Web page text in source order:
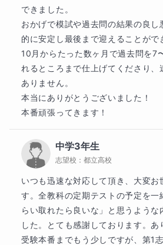
「勉強が楽しくなってきた！」
と発言するようにもなりました。
成績も次第に伸び、最終的には
することができました。
この時の喜びと達成感は忘れるこ
その気持ちは生徒も同様だと思い
【中学生時代の私自身の経験談】
私自身、中学１年生の時は平均点
教科500点中約200点台）。
また、授業内容は先生へおまかせ
夫です。
私の方で生徒さんの得意・不得
し、最善の指導法・対策で進めて
【無料で毎日　学習コンサルティ
ト対応可能】
授業日以外の日でも、マナリンク
相談や勉強のしかた、おすすめの
コンサルティングチャットサポー
す。
他の生徒さんの授業時間中以外で
も可能です。（深夜２４：００ま
できました。
おかげで模試や過去問の結果の良し
的に安定し最後まで迎えることがで
10月からたった数ヶ月で過去問を7
れるところまで仕上げてくださり
ありません。
本当にありがとうございました！
本番頑張ってきます！
中学3年生
志望校： 都立高校
いつも迅速な対応して頂き、大変お
す。全教科の定期テストの予定を一
らい取れたら良いな」と思うような
した。とても感謝しております。あ
受験本番までもう少しですが、第1